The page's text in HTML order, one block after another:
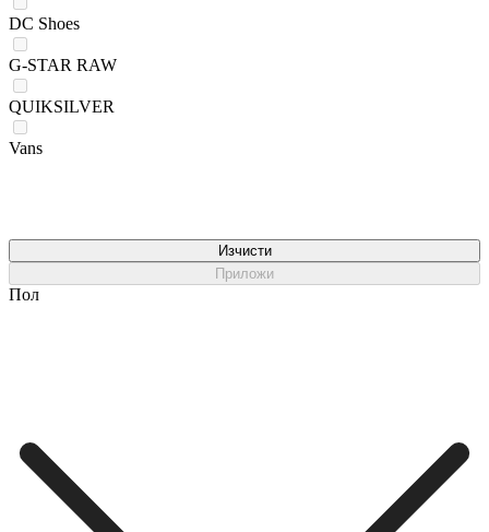
DC Shoes
G-STAR RAW
QUIKSILVER
Vans
Изчисти
Приложи
Пол